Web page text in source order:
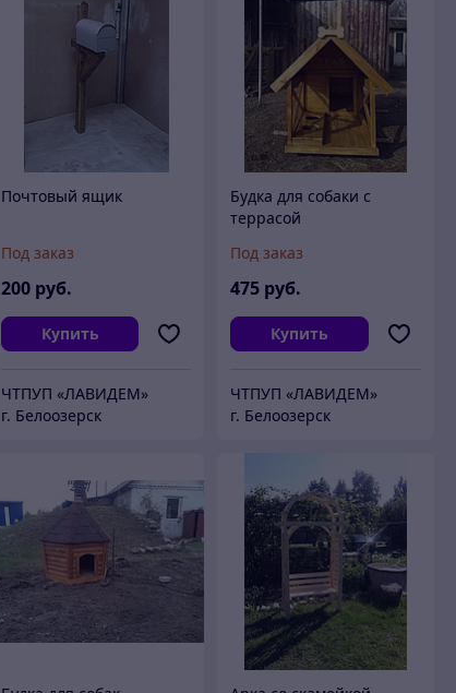
Почтовый ящик
Под заказ
200 руб.
Купить
ЧТПУП «ЛАВИДЕМ»
г. Белоозерск
Будка для собаки с
террасой
Под заказ
475 руб.
Купить
ЧТПУП «ЛАВИДЕМ»
г. Белоозерск